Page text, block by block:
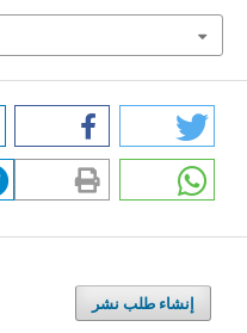
إنشاء طلب نشر